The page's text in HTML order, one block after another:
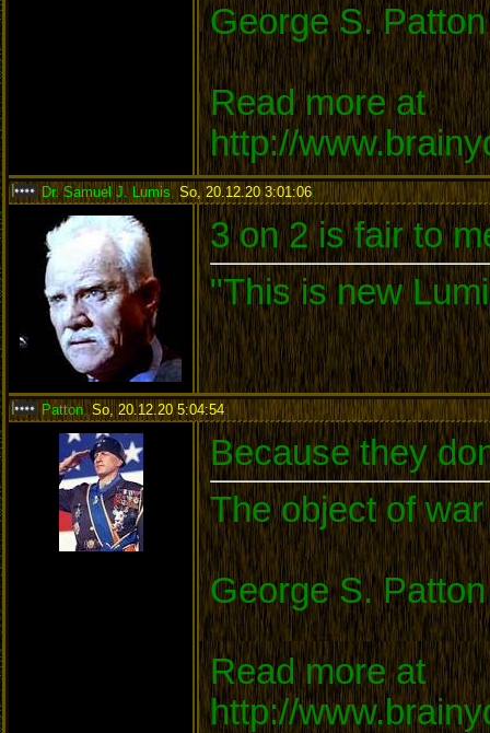
George S. Patton
Read more at
http://
Dr. Samuel J. Lumis, So, 20.12.20 3:01:06:
3 on 2 is fair to
"This is new
Patton, So, 20.12.20 5:04:54:
Because they
The object of
George S. Patton
Read more at
http://